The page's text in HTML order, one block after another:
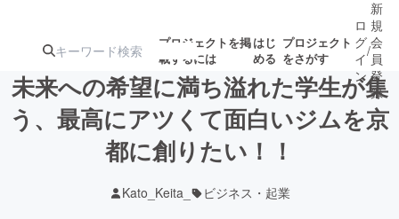
プロジェクトを掲
載するには
はじ
める
プロジェクト
をさがす
注目のリ 注目の新着プロ募集終了が近いプ
ロ
グ
イ
ン
/
新
規
会
員
登
録
未来への希望に満ち溢れた学生が集
う、最高にアツくて面白いジムを京
都に創りたい！！
Kato_Keita_ ビジネス・起業